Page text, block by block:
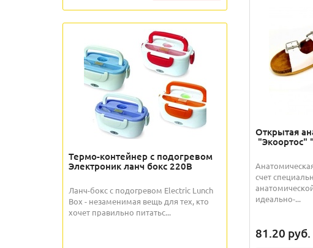
Термо-контейнер с подогревом
Электроник ланч бокс 220В
Ланч-бокс с подогревом Electric Lunch
Box - незаменимая вещь для тех, кто
хочет правильно питатьс...
Открытая
"Экоортос"
счет
идеально-...
81.20 руб.